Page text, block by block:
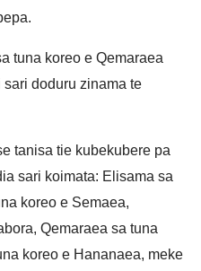
tuna koreo e Qemaraea
doduru zinama te
tanisa tie kubekubere pa
sari koimata: Elisama sa
koreo e Semaea,
Qemaraea sa tuna
koreo e Hananaea, meke